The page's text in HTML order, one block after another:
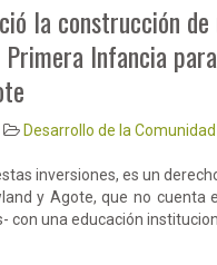
la construcción de
Primera Infancia
Desarrollo de la Comunidad
inversiones, es un
y Agote, que no cuenta
con una educación